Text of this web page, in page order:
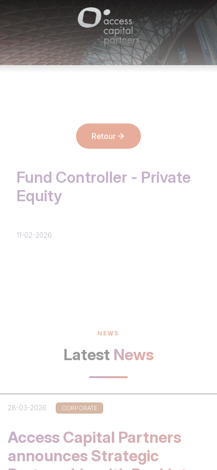
Retour
Fund Controller - Private
Equity
11-02-2026
NEWS
Latest News
28-03-2026 CORPORATE
Access Capital Partners
announces Strategic